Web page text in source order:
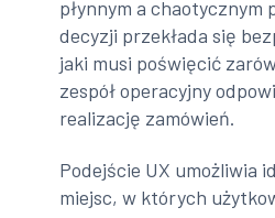
płynnym a chaotycznym
decyzji przekłada się
jaki musi poświęcić
zespół operacyjny
realizację zamówień.
Podejście UX umożliwia
miejsc, w których